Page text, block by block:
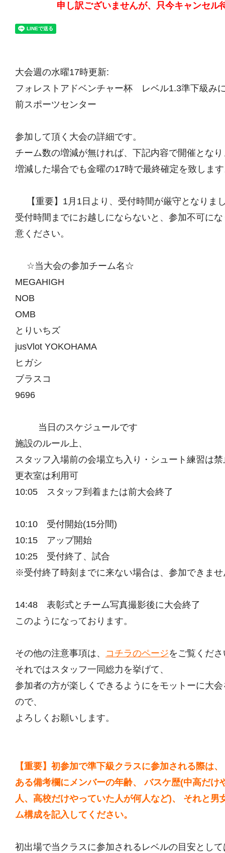
申し訳ございませんが、只今キャンセル
大会週の水曜17時更新:
フォレストアドベンチャー杯 レベル1.3準下級み
前スポーツセンター
参加して頂く大会の詳細です。
チーム数の増減が無ければ、下記内容で開催とな
増減した場合でも金曜の17時で最終確定を致しま
【重要】1月1日より、受付時間が厳守となり
受付時間までにお越しにならないと、参加不可に
意ください。
☆当大会の参加チーム名☆
MEGAHIGH
NOB
OMB
とりいちズ
jusVlot YOKOHAMA
ヒガシ
ブラスコ
9696
当日のスケジュールです
施設のルール上、
スタッフ入場前の会場立ち入り・シュート練習は
更衣室は利用可
10:05 スタッフ到着または前大会終了
10:10 受付開始(15分間)
10:15 アップ開始
10:25 受付終了、試合
※受付終了時刻までに来ない場合は、参加できませ
14:48 表彰式とチーム写真撮影後に大会終了
このようになっております。
その他の注意事項は、 コチラのページをご覧くだ
それではスタッフ一同総力を挙げて、
参加者の方が楽しくできるようにをモットーに大
ので、
よろしくお願いします。
【重要】初参加で準下級クラスに参加される際は
ある備考欄にメンバーの年齢、 バスケ歴(中高だけ
人、高校だけやっていた人が何人など)、 それと男
ム構成を記入してください。
初出場で当クラスに参加されるレベルの目安とし